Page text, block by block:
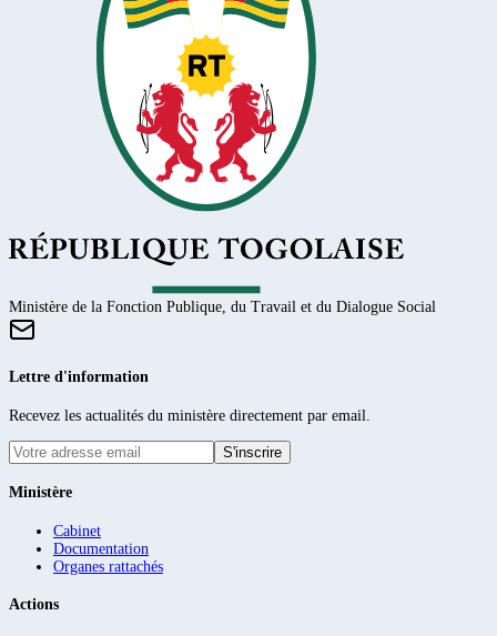
Ministère de la Fonction Publique, du Travail et du Dialogue Social
Lettre d'information
Recevez les actualités du ministère directement par email.
S'inscrire
Ministère
Cabinet
Documentation
Organes rattachés
Actions